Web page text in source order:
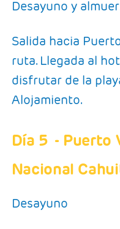
Desayuno y
Salida hacia
ruta. Llegada al
disfrutar de la
Alojamiento.
Día 5 - Puerto
Nacional
Desayuno